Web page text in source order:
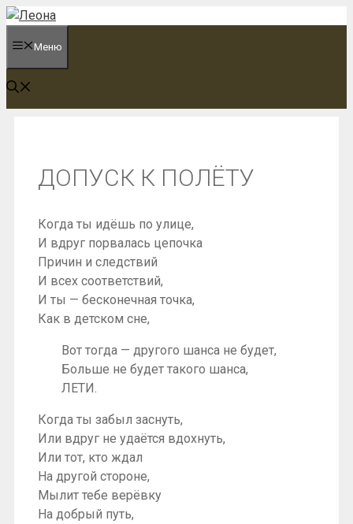
Перейти
содержимому
Меню
ДОПУСК К ПОЛЁТУ
Когда ты идёшь по улице,
И вдруг порвалась цепочка
Причин и следствий
И всех соответствий,
И ты — бесконечная точка,
Как в детском сне,
Вот тогда — другого шанса не будет,
Больше не будет такого шанса,
ЛЕТИ.
Когда ты забыл заснуть,
Или вдруг не удаётся вдохнуть,
Или тот, кто ждал
На другой стороне,
Мылит тебе верёвку
На добрый путь,